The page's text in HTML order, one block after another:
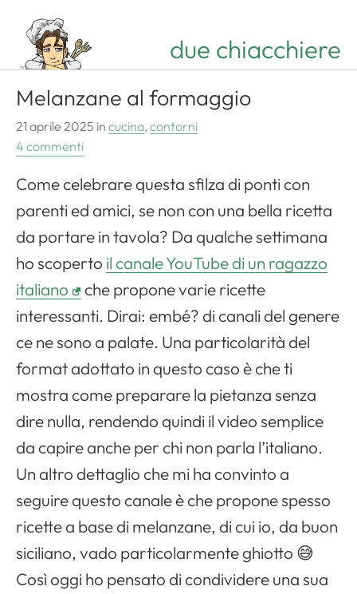
due chiacchiere
Melanzane al formaggio
21 aprile 2025 in cucina, contorni
4 commenti
Come celebrare questa sfilza di ponti con
parenti ed amici, se non con una bella ricetta
da portare in tavola? Da qualche settimana
ho scoperto il canale YouTube di un ragazzo
italiano
che propone varie ricette
interessanti. Dirai: embé? di canali del genere
ce ne sono a palate. Una particolarità del
format adottato in questo caso è che ti
mostra come preparare la pietanza senza
dire nulla, rendendo quindi il video semplice
da capire anche per chi non parla l’italiano.
Un altro dettaglio che mi ha convinto a
seguire questo canale è che propone spesso
ricette a base di melanzane, di cui io, da buon
siciliano, vado particolarmente ghiotto 😅
Così oggi ho pensato di condividere una sua